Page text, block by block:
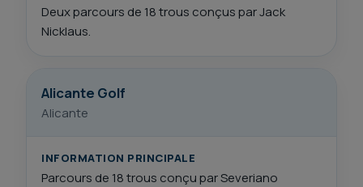
Deux parcours de 18 trous conçus par Jack
Nicklaus.
Alicante Golf
Alicante
INFORMATION PRINCIPALE
Parcours de 18 trous conçu par Severiano